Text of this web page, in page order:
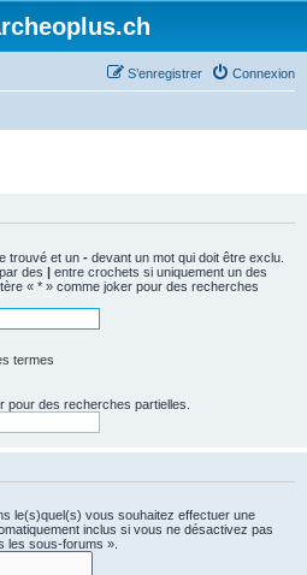
Connexion
S’enregistrer
trouvé et un - devant un mot qui doit être exclu.
des | entre crochets si uniquement un des
« * » comme joker pour des recherches
termes
pour des recherches partielles.
le(s)quel(s) vous souhaitez effectuer une
inclus si vous ne désactivez pas
les sous-forums ».